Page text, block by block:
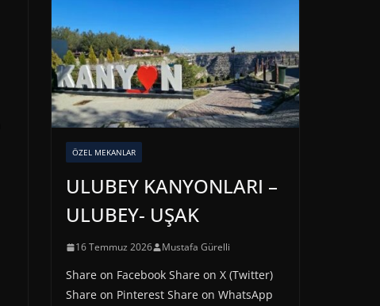
ÖZEL MEKANLAR
ULUBEY KANYONLARI –
ULUBEY- UŞAK
16 Temmuz 2026 Mustafa Gürelli
Share on Facebook Share on X (Twitter)
Share on Pinterest Share on WhatsApp